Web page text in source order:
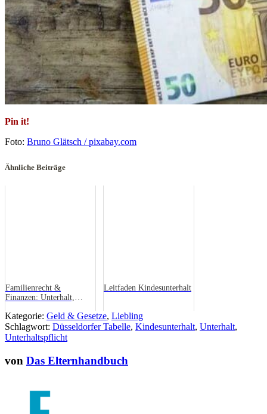
Pin it!
Foto: Bruno Glätsch / pixabay.com
Ähnliche Beiträge
Familienrecht &
Finanzen: Unterhalt,
Leitfaden Kindesunterhalt
Kategorie: Geld & Gesetze, Liebling
Schlagwort: Düsseldorfer Tabelle, Kindesunterhalt, Unterhalt,
Unterhaltspflicht
von Das Elternhandbuch